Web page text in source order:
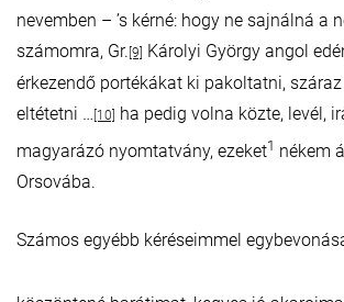
nevemben – ’s kérné: hogy ne sajnálná a
számomra, Gr. [9] Károlyi György angol
érkezendő portékákat ki pakoltatni,
eltétetni …[10] ha pedig volna közte, levél,
magyarázó nyomtatvány, ezeket1 nékem
Orsovába.
Számos egyébb kéréseimmel